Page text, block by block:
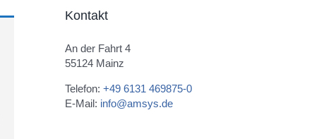
Kontakt
An der Fahrt 4
55124 Mainz
Telefon: +49 6131 469875-0
E-Mail: info@amsys.de